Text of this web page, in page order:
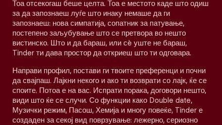
Тоа отсекогаш беше целта. Тоа е местото каде што одиш
за да запознаеш луѓе што инаку немаше да ги
запознаеш: нова симпатија, сопатник за патување,
постепено заљубување што се претвора во нешто
вистинско. Што и да бараш, или сè уште не бараш,
Tinder ти дава простор да откриеш што ти одговара.
Направи профил, постави ги твоите преференци и почни
да свајпаш. Лајкни некого и ако ти возврати со лајк, ќе се
споите. Потоа е на вас. Испрати порака, договори нешто,
види што ќе се случи. Со функции како Double date,
Музички режим, Пасош, Хемија и многу повеќе, Tinder е
создаден за секој вид поврзување: лежерно, сериозно